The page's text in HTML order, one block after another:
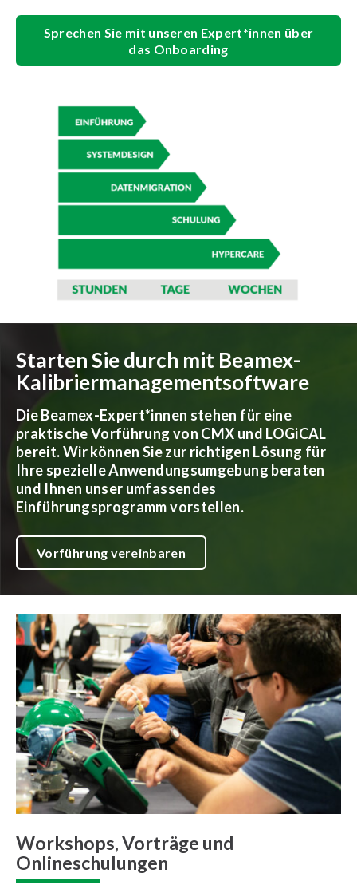
Sprechen Sie mit unseren Expert*innen über
das Onboarding
Starten Sie durch mit Beamex-
Kalibriermanagementsoftware
Die Beamex-Expert*innen stehen für eine
praktische Vorführung von CMX und LOGiCAL
bereit. Wir können Sie zur richtigen Lösung für
Ihre spezielle Anwendungsumgebung beraten
und Ihnen unser umfassendes
Einführungsprogramm vorstellen.
Vorführung vereinbaren
Workshops, Vorträge und
Onlineschulungen